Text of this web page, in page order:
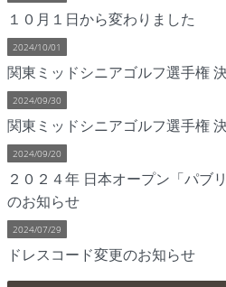
１０月１日から変わりました
2024/10/01
関東ミッドシニアゴルフ選手権
2024/09/30
関東ミッドシニアゴルフ選手権
2024/09/20
２０２４年 日本オープン「パブ
のお知らせ
2024/07/29
ドレスコード変更のお知らせ